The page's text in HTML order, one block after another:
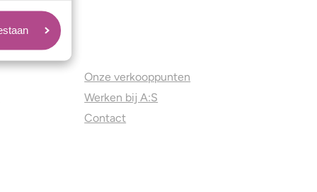
Onze verkooppunten
Werken bij A:S
Contact